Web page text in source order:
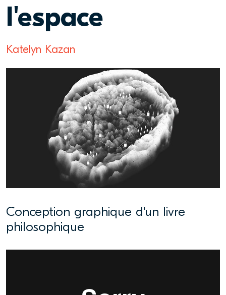
l'espace
Katelyn Kazan
Conception graphique d'un livre
philosophique